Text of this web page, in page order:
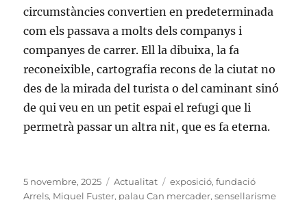
circumstàncies convertien en predeterminada
com els passava a molts dels companys i
companyes de carrer. Ell la dibuixa, la fa
reconeixible, cartografia recons de la ciutat no
des de la mirada del turista o del caminant sinó
de qui veu en un petit espai el refugi que li
permetrà passar un altra nit, que es fa eterna.
Publicat
el
5 novembre, 2025 Categories
Actualitat Etiquetes
exposició,fundació
Arrels, Miguel Fuster, palau Can mercader,sensellarisme